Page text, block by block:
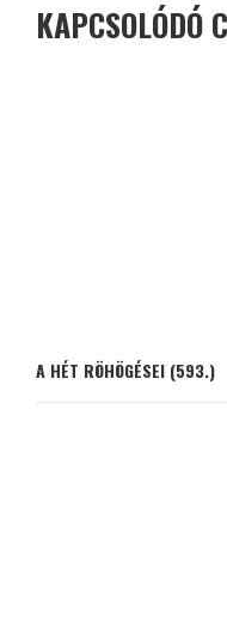
KAPCSOLÓDÓ
A HÉT RÖHÖGÉSEI (593.)